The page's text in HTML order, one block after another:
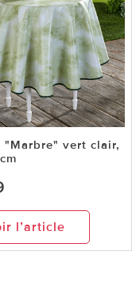
"Marbre" vert clair,
l’article